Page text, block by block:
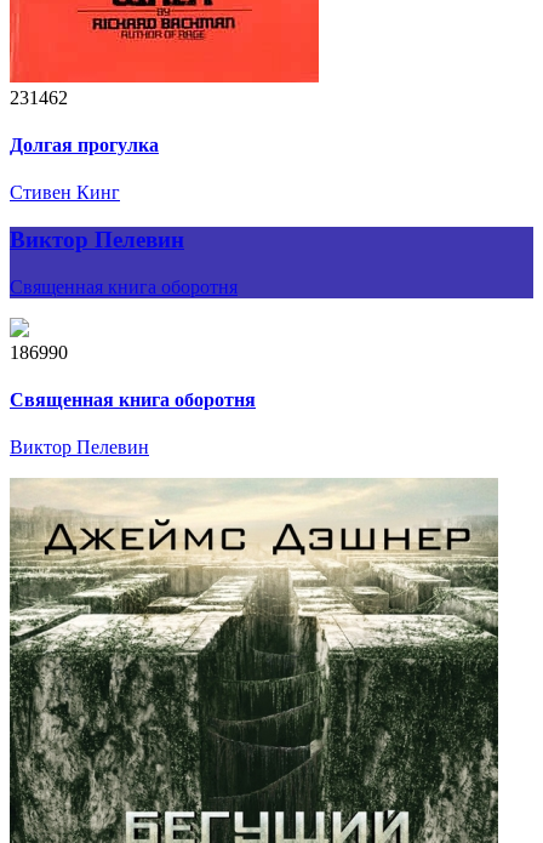
231462
Долгая прогулка
Стивен Кинг
Виктор Пелевин
Священная книга оборотня
186990
Священная книга оборотня
Виктор Пелевин